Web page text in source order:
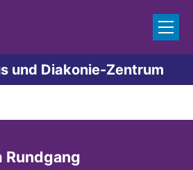
und Diakonie-Zentrum
Rundgang